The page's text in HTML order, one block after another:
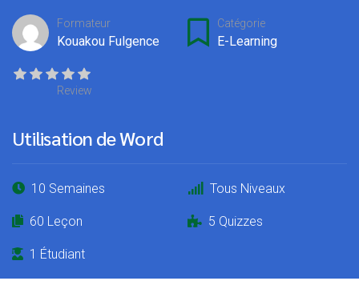
Formateur
Kouakou Fulgence
Catégorie
E-Learning
Review
Utilisation de Word
10 Semaines Tous Niveaux
60 Leçon 5 Quizzes
1 Étudiant